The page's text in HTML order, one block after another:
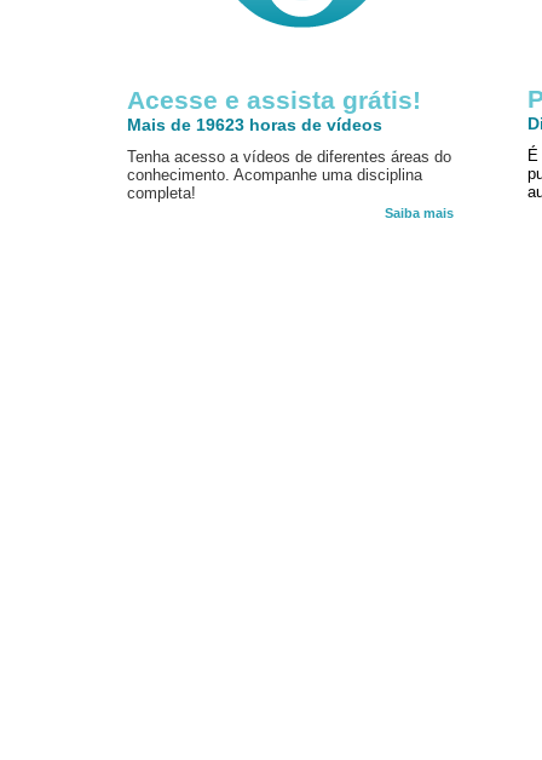
Acesse e assista grátis!
Mais de 19623 horas de vídeos
Tenha acesso a vídeos de diferentes áreas do
conhecimento. Acompanhe uma disciplina
completa!
Saiba mais